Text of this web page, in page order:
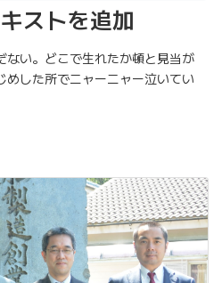
ストを追加
ない。どこで生れたか頓と見当が
めした所でニャーニャー泣いてい